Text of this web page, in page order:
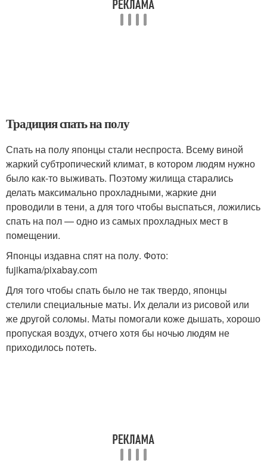
Традиция спать на полу
Спать на полу японцы стали неспроста. Всему виной
жаркий субтропический климат, в котором людям нужно
было как-то выживать. Поэтому жилища старались
делать максимально прохладными, жаркие дни
проводили в тени, а для того чтобы выспаться, ложились
спать на пол — одно из самых прохладных мест в
помещении.
Японцы издавна спят на полу. Фото:
fujikama/pixabay.com
Для того чтобы спать было не так твердо, японцы
стелили специальные маты. Их делали из рисовой или
же другой соломы. Маты помогали коже дышать, хорошо
пропуская воздух, отчего хотя бы ночью людям не
приходилось потеть.